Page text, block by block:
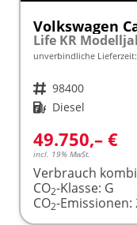
Volkswagen
unverbindliche
Fahrzeugnr. 98400
Kraftstoff Diesel
49.750,– €
incl. 19% MwSt.
Verbrauch
CO2-Klasse: G
CO2-Emissionen: